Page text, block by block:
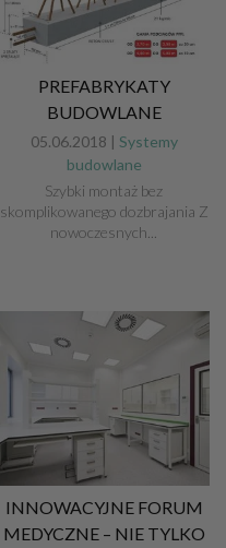
PREFABRYKATY
BUDOWLANE
05.06.2018 | Systemy
budowlane
Szybki montaż bez
skomplikowanego dozbrajania Z
nowoczesnych...
INNOWACYJNE FORUM
MEDYCZNE – NIE TYLKO